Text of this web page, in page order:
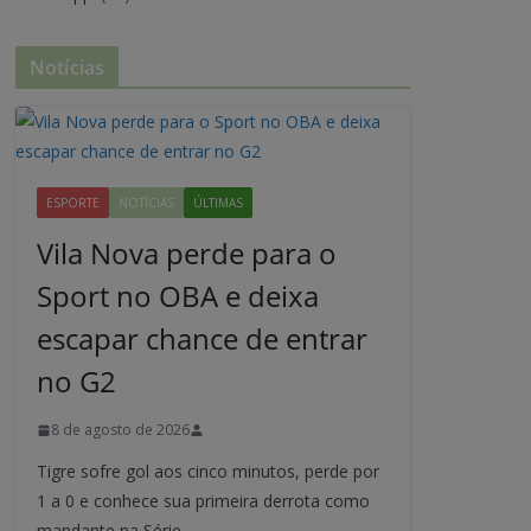
Notícias
ESPORTE NOTÍCIAS ÚLTIMAS
Vila Nova perde para o
Sport no OBA e deixa
escapar chance de entrar
no G2
8 de agosto de 2026
Tigre sofre gol aos cinco minutos, perde por
1 a 0 e conhece sua primeira derrota como